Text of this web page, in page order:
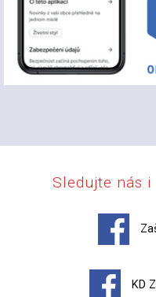
Sledujte nás
KD